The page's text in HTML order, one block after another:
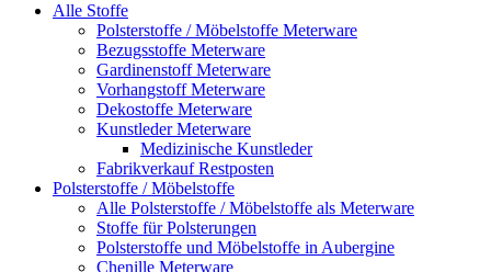
Alle Stoffe
Polsterstoffe / Möbelstoffe Meterware
Bezugsstoffe Meterware
Gardinenstoff Meterware
Vorhangstoff Meterware
Dekostoffe Meterware
Kunstleder Meterware
Medizinische Kunstleder
Fabrikverkauf Restposten
Polsterstoffe / Möbelstoffe
Alle Polsterstoffe / Möbelstoffe als Meterware
Stoffe für Polsterungen
Polsterstoffe und Möbelstoffe in Aubergine
Chenille Meterware